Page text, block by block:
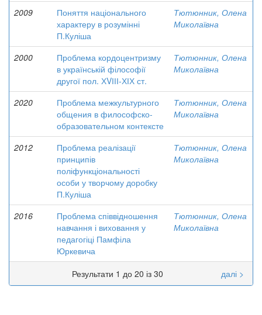
2009
Поняття національного
характеру в розумінні
П.Куліша
Тютюнник, Олена
Миколаївна
2000
Проблема кордоцентризму
в українській філософії
другої пол. ХVІІІ-ХІХ ст.
Тютюнник, Олена
Миколаївна
2020
Проблема межкультурного
общения в философско-
образовательном контексте
Тютюнник, Олена
Миколаївна
2012
Проблема реалізації
принципів
поліфункціональності
особи у творчому доробку
П.Куліша
Тютюнник, Олена
Миколаївна
2016
Проблема співвідношення
навчання і виховання у
педагогіці Памфіла
Юркевича
Тютюнник, Олена
Миколаївна
Результати 1 до 20 із 30 далі >